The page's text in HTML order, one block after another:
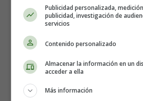
necesitas para
de calabaza son:
(unas 30 unidades)
1 cucharadita de levadura
Publicidad personalizada,
publicidad, investigación de
servicios
Contenido personalizado
Almacenar la información en un
acceder a ella
Más información